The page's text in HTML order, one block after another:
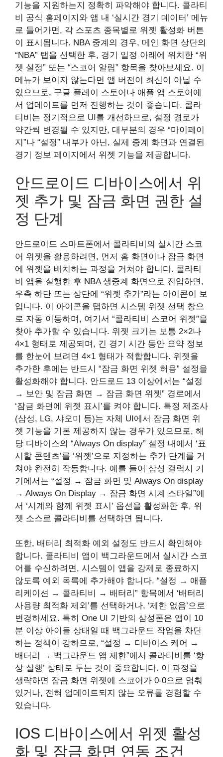
기능을 지원하는지 정확히 파악해야 합니다. 콜라티
비 공식 홈페이지와 앱 내 ‘실시간 경기 데이터’ 메뉴
로 들어가면, 각 스포츠 종목별로 위젯 활성화 버튼
이 표시됩니다. NBA 중계의 경우, 메인 화면 상단의
“NBA” 탭을 선택한 후, 경기 일정 아래에 위치한 “위
젯 설정” 또는 “스코어 알림” 항목을 찾아보세요. 이
메뉴가 보이지 않는다면 앱 버전이 최신이 아닐 수
있으므로, 구글 플레이 스토어나 애플 앱 스토어에
서 업데이트를 먼저 진행하는 것이 좋습니다. 콜라
티비는 정기적으로 UI를 개선하므로, 설정 경로가
약간씩 변경될 수 있지만, 대부분의 경우 “마이페이
지”나 “설정” 내부가 아닌, 실제 중계 화면과 연결된
경기 정보 페이지에서 위젯 기능을 제공합니다.
안드로이드 디바이스에서 위
젯 추가 및 잠금 화면 권한 설
정 단계
안드로이드 스마트폰에서 콜라티비의 실시간 스코
어 위젯을 활용하려면, 먼저 홈 화면이나 잠금 화면
에 위젯을 배치하는 과정을 거쳐야 합니다. 콜라티
비 앱을 실행한 후 NBA 생중계 화면으로 진입하면,
우측 하단 또는 상단에 “위젯 추가”라는 아이콘이 보
입니다. 이 아이콘을 탭하면 시스템 위젯 선택 창으
로 자동 이동하며, 여기서 “콜라티비 스코어 위젯”을
찾아 추가할 수 있습니다. 위젯 크기는 보통 2×2나
4×1 형태로 제공되며, 긴 경기 시간 동안 요약 정보
를 한눈에 보려면 4×1 형태가 적합합니다. 위젯을
추가한 후에는 반드시 “잠금 화면 위젯 허용” 설정을
활성화해야 합니다. 안드로드 13 이상에서는 “설정
→ 보안 및 잠금 화면 → 잠금 화면 위젯” 경로에서
‘잠금 화면에 위젯 표시’를 켜야 합니다. 특정 제조사
(삼성, LG, 샤오미 등)는 자체 UI에서 잠금 화면 위
젯 기능을 기본 제공하지 않는 경우가 있으므로, 해
당 디바이스의 “Always On display” 설정 내에서 ‘표
시할 콘텐츠’를 ‘위젯’으로 지정하는 추가 단계를 거
쳐야 완전히 작동합니다. 예를 들어 삼성 갤럭시 기
기에서는 “설정 → 잠금 화면 및 Always On display
→ Always On Display → 잠금 화면 시계 스타일”에
서 ‘시계와 함께 위젯 표시’ 옵션을 활성화한 후, 위
젯 소스로 콜라티비를 선택하면 됩니다.
또한, 배터리 최적화 예외 설정도 반드시 확인해야
합니다. 콜라티비 앱이 백그라운드에서 실시간 스코
어를 수신하려면, 시스템이 앱을 강제로 종료하지
않도록 예외 목록에 추가해야 합니다. “설정 → 애플
리케이션 → 콜라티비 → 배터리” 항목에서 ‘배터리
사용량 최적화 제외’를 선택하거나, ‘제한 없음’으로
변경하세요. 특히 One UI 기반의 삼성폰은 앱이 10
분 이상 아이들 상태일 때 백그라운드 작업을 차단
하는 정책이 강하므로, “설정 → 디바이스 케어 →
배터리 → 백그라운드 앱 제한”에서 콜라티비를 ‘항
상 실행’ 상태로 두는 것이 중요합니다. 이 과정을
생략하면 잠금 화면 위젯에 스코어가 0-0으로 멈춰
있거나, 전혀 업데이트되지 않는 오류를 경험할 수
있습니다.
IOS 디바이스에서 위젯 활성
화 및 잠금 화면 연동 조건